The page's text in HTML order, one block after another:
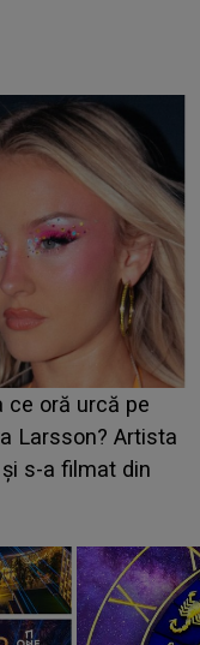
"Casa Iubirii" l-a
ESTE
se în fața
"Am